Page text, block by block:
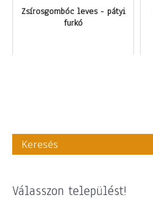
Zsírosgombóc leves - pátyi
furkó
Válasszon települést!